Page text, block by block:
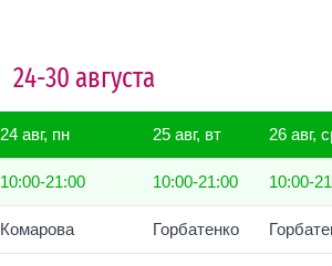
24-30 августа
24 авг, пн 25 авг, вт 26 авг,
10:00-21:00 10:00-21:00 10:00-
Комарова Горбатенко